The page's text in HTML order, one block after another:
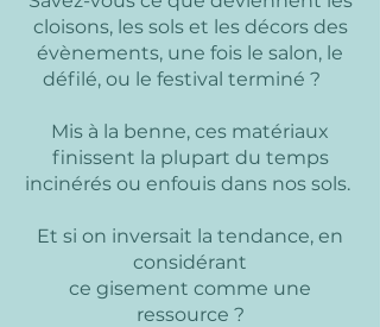
cloisons, les sols et les décors des
évènements, une fois le salon, le
défilé, ou le festival terminé ?
Mis à la benne, ces matériaux
finissent la plupart du temps
incinérés ou enfouis dans nos sols.
Et si on inversait la tendance, en
considérant
ce gisement comme une
ressource ?